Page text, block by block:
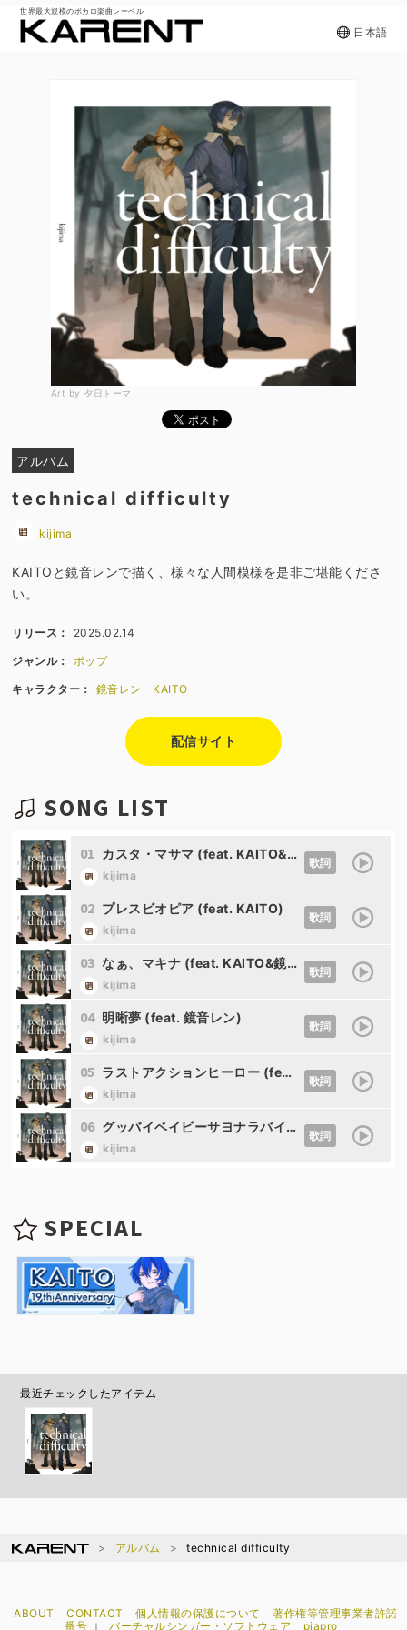
世界最大規模のボカロ楽曲レーベル
日本語
Art by 夕日トーマ
アルバム
technical difficulty
kijima
KAITOと鏡音レンで描く、様々な人間模様を是非ご堪能くださ
い。
リリース： 2025.02.14
ジャンル： ポップ
キャラクター： 鏡音レン KAITO
配信サイト
SONG LIST
01 カスタ・マサマ (feat. KAITO&鏡音レン)
kijima
歌詞
02 プレスビオピア (feat. KAITO)
kijima
歌詞
03 なぁ、マキナ (feat. KAITO&鏡音レン)
kijima
歌詞
04 明晰夢 (feat. 鏡音レン)
kijima
歌詞
05 ラストアクションヒーロー (feat. KAITO&鏡音レン)
kijima
歌詞
06 グッバイベイビーサヨナラバイバイ (feat. KAITO&鏡音レン)
kijima
歌詞
SPECIAL
最近チェックしたアイテム
アルバム technical difficulty
ABOUT CONTACT 個人情報の保護について
著作権等管理事業者許諾
番号
｜ バーチャルシンガー・ソフトウェア piapro